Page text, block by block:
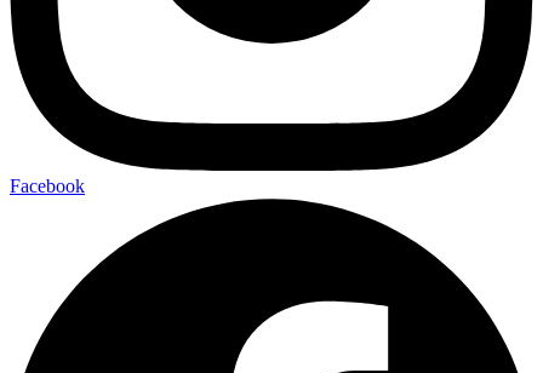
Facebook